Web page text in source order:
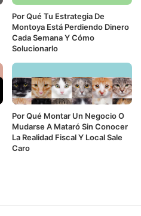
Por Qué Tu Estrategia De
Montoya Está Perdiendo Dinero
Cada Semana Y Cómo
Solucionarlo
Por Qué Montar Un Negocio O
Mudarse A Mataró Sin Conocer
La Realidad Fiscal Y Local Sale
Caro